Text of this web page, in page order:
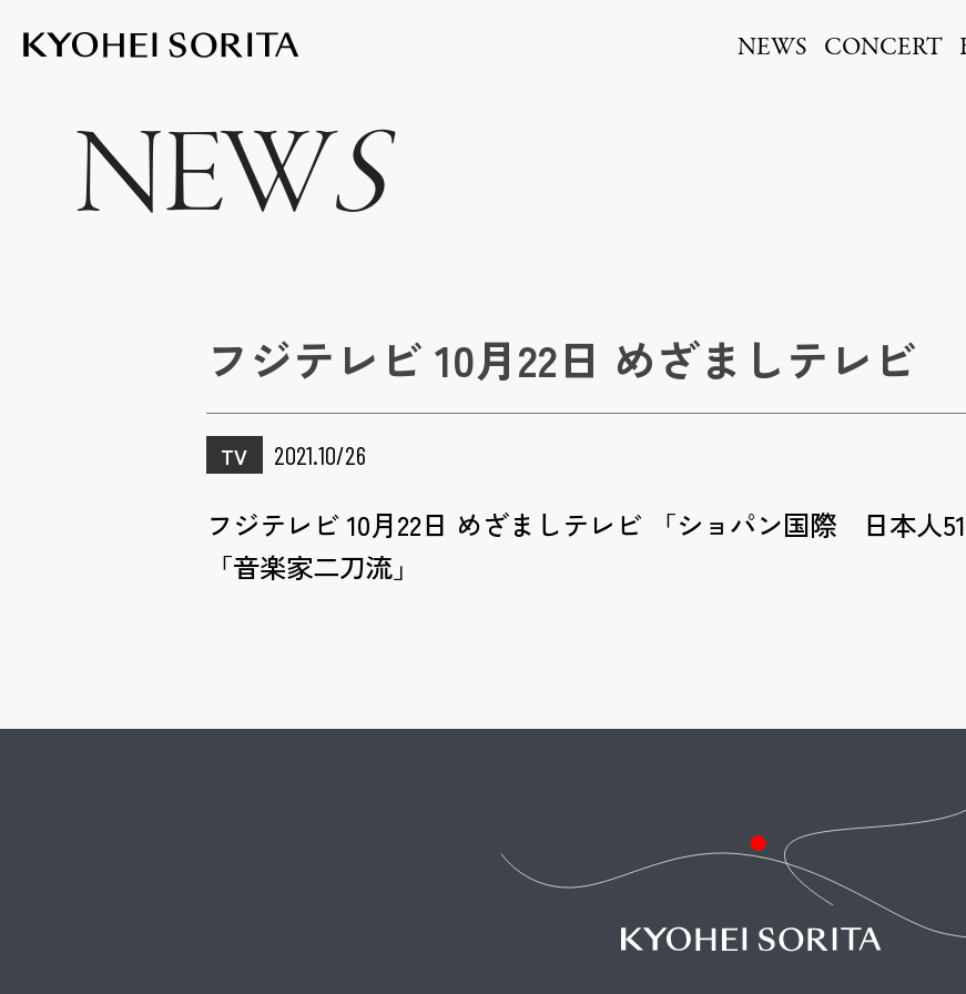
NEWS CONCERT
NEWS
フジテレビ 10月22日 めざましテレビ
TV 2021.10/26
フジテレビ 10月22日 めざましテレビ 「ショパン国際 日本人
「音楽家二刀流」